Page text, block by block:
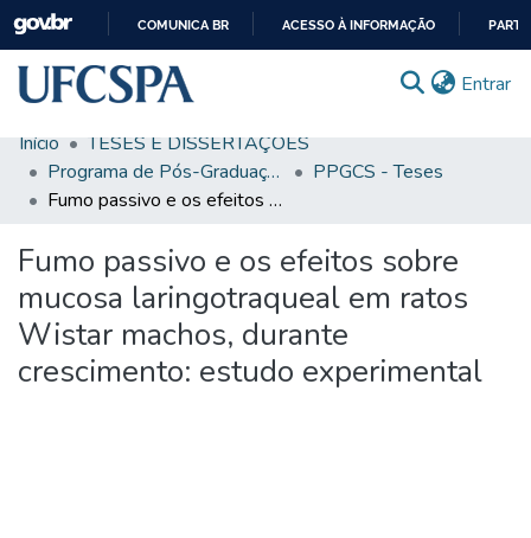
CONTEÚDO
COMUNICA BR ACESSO À INFORMAÇÃO
Entrar
Comunidades & Coleções
Busca Facetada
Estatísticas
Autoarquivamento
Sobre o RI-UFCSPA
Início
TESES E DISSERTAÇÕES
Programa de Pós-Graduação em Ciências da Saúde
PPGCS - Teses
Fumo passivo e os efeitos sobre mucosa laringotraqueal em ratos Wistar machos, durante crescimento: estudo experimental
Fumo passivo e os efeitos sobre
mucosa laringotraqueal em ratos
Wistar machos, durante
crescimento: estudo experimental